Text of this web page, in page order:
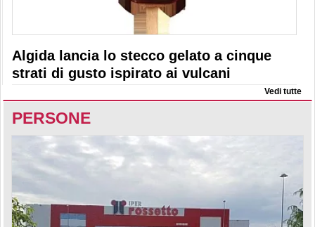
Algida lancia lo stecco gelato a cinque
strati di gusto ispirato ai vulcani
Vedi tutte
PERSONE